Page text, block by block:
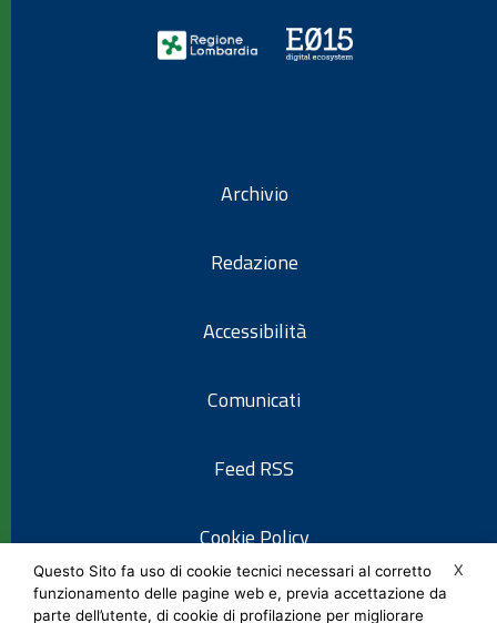
Archivio
Redazione
Accessibilità
Comunicati
Feed RSS
Cookie Policy
Informativa privacy
X
Questo Sito fa uso di cookie tecnici necessari al corretto
funzionamento delle pagine web e, previa accettazione da
parte dell’utente, di cookie di profilazione per migliorare